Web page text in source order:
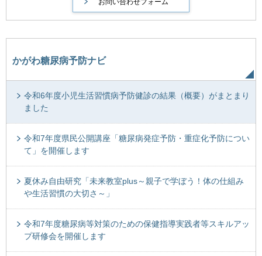
かがわ糖尿病予防ナビ
令和6年度小児生活習慣病予防健診の結果（概要）がまとまり
ました
令和7年度県民公開講座「糖尿病発症予防・重症化予防につい
て」を開催します
夏休み自由研究「未来教室plus～親子で学ぼう！体の仕組み
や生活習慣の大切さ～」
令和7年度糖尿病等対策のための保健指導実践者等スキルアッ
プ研修会を開催します